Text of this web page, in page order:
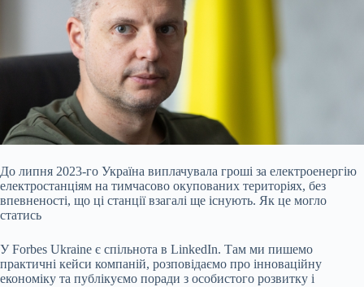
До липня 2023-го Україна виплачувала гроші за електроенергію
електростанціям на тимчасово окупованих територіях, без
впевненості, що ці станції взагалі ще існують. Як це могло
статись
У Forbes Ukraine є спільнота в LinkedIn. Там ми пишемо
практичні кейси компаній, розповідаємо про інноваційну
економіку та публікуємо поради з особистого розвитку і